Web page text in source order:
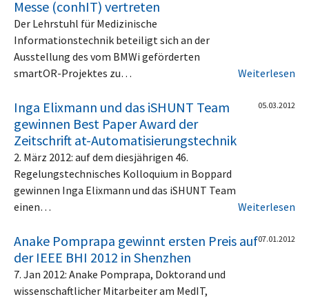
Messe (conhIT) vertreten
Der Lehrstuhl für Medizinische
Informationstechnik beteiligt sich an der
Ausstellung des vom BMWi geförderten
smartOR-Projektes zu…
Weiterlesen
Inga Elixmann und das iSHUNT Team
gewinnen Best Paper Award der
Zeitschrift at-Automatisierungstechnik
05.03.2012
2. März 2012: auf dem diesjährigen 46.
Regelungstechnisches Kolloquium in Boppard
gewinnen Inga Elixmann und das iSHUNT Team
einen…
Weiterlesen
Anake Pomprapa gewinnt ersten Preis auf
der IEEE BHI 2012 in Shenzhen
07.01.2012
7. Jan 2012: Anake Pomprapa, Doktorand und
wissenschaftlicher Mitarbeiter am MedIT,